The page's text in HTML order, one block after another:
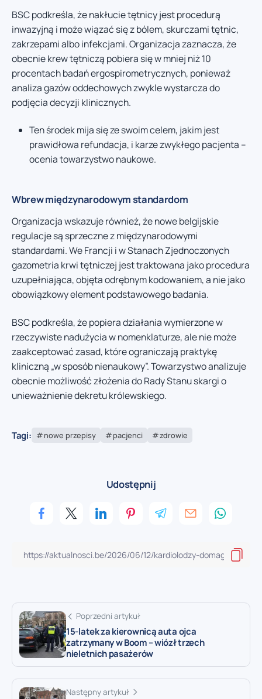
BSC podkreśla, że nakłucie tętnicy jest procedurą
inwazyjną i może wiązać się z bólem, skurczami tętnic,
zakrzepami albo infekcjami. Organizacja zaznacza, że
obecnie krew tętniczą pobiera się w mniej niż 10
procentach badań ergospirometrycznych, ponieważ
analiza gazów oddechowych zwykle wystarcza do
podjęcia decyzji klinicznych.
Ten środek mija się ze swoim celem, jakim jest
prawidłowa refundacja, i karze zwykłego pacjenta –
ocenia towarzystwo naukowe.
Wbrew międzynarodowym standardom
Organizacja wskazuje również, że nowe belgijskie
regulacje są sprzeczne z międzynarodowymi
standardami. We Francji i w Stanach Zjednoczonych
gazometria krwi tętniczej jest traktowana jako procedura
uzupełniająca, objęta odrębnym kodowaniem, a nie jako
obowiązkowy element podstawowego badania.
BSC podkreśla, że popiera działania wymierzone w
rzeczywiste nadużycia w nomenklaturze, ale nie może
zaakceptować zasad, które ograniczają praktykę
kliniczną „w sposób nienaukowy”. Towarzystwo analizuje
obecnie możliwość złożenia do Rady Stanu skargi o
unieważnienie dekretu królewskiego.
Tagi: nowe przepisy pacjenci zdrowie
Udostępnij
Poprzedni artykuł
15-latek za kierownicą auta ojca
zatrzymany w Boom – wiózł trzech
nieletnich pasażerów
Następny artykuł